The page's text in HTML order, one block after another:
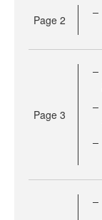
Page 2
Page 3